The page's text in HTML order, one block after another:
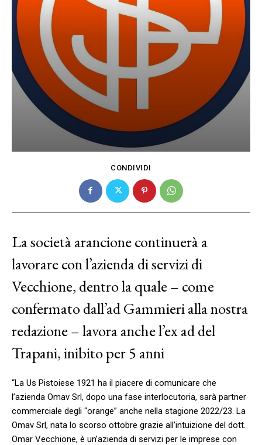
CONDIVIDI
La società arancione continuerà a
lavorare con l’azienda di servizi di
Vecchione, dentro la quale – come
confermato dall’ad Gammieri alla nostra
redazione – lavora anche l’ex ad del
Trapani, inibito per 5 anni
“La Us Pistoiese 1921 ha il piacere di comunicare che
l’azienda Omav Srl, dopo una fase interlocutoria, sarà partner
commerciale degli “orange” anche nella stagione 2022/23. La
Omav Srl, nata lo scorso ottobre grazie all’intuizione del dott.
Omar Vecchione, è un’azienda di servizi per le imprese con